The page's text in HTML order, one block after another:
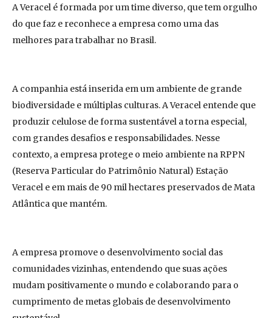
A Veracel é formada por um time diverso, que tem orgulho
do que faz e reconhece a empresa como uma das
melhores para trabalhar no Brasil.
A companhia está inserida em um ambiente de grande
biodiversidade e múltiplas culturas. A Veracel entende que
produzir celulose de forma sustentável a torna especial,
com grandes desafios e responsabilidades. Nesse
contexto, a empresa protege o meio ambiente na RPPN
(Reserva Particular do Patrimônio Natural) Estação
Veracel e em mais de 90 mil hectares preservados de Mata
Atlântica que mantém.
A empresa promove o desenvolvimento social das
comunidades vizinhas, entendendo que suas ações
mudam positivamente o mundo e colaborando para o
cumprimento de metas globais de desenvolvimento